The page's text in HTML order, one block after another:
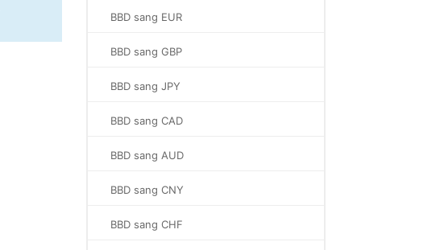
BBD sang EUR
BBD sang GBP
BBD sang JPY
BBD sang CAD
BBD sang AUD
BBD sang CNY
BBD sang CHF